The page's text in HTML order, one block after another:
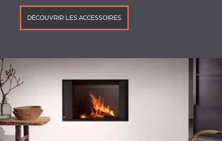
DÉCOUVRIR LES ACCESSOIRES